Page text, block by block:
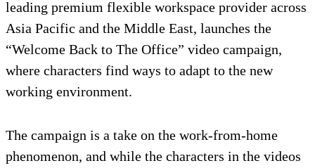
leading premium flexible workspace provider across
Asia Pacific and the Middle East, launches the
“Welcome Back to The Office” video campaign,
where characters find ways to adapt to the new
working environment.
The campaign is a take on the work-from-home
phenomenon, and while the characters in the videos